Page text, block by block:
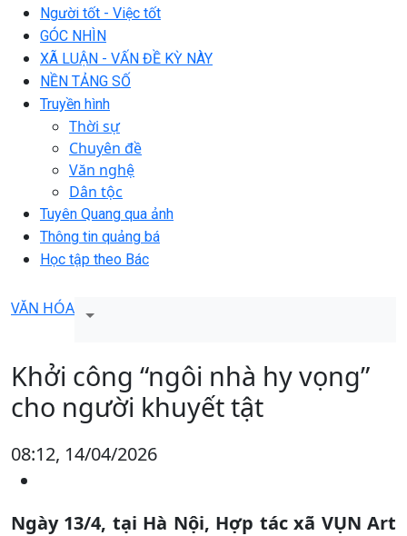
Người tốt - Việc tốt
GÓC NHÌN
XÃ LUẬN - VẤN ĐỀ KỲ NÀY
NỀN TẢNG SỐ
Truyền hình
Thời sự
Chuyên đề
Văn nghệ
Dân tộc
Tuyên Quang qua ảnh
Thông tin quảng bá
Học tập theo Bác
VĂN HÓA
Khởi công “ngôi nhà hy vọng”
cho người khuyết tật
08:12, 14/04/2026
Ngày 13/4, tại Hà Nội, Hợp tác xã VỤN Art